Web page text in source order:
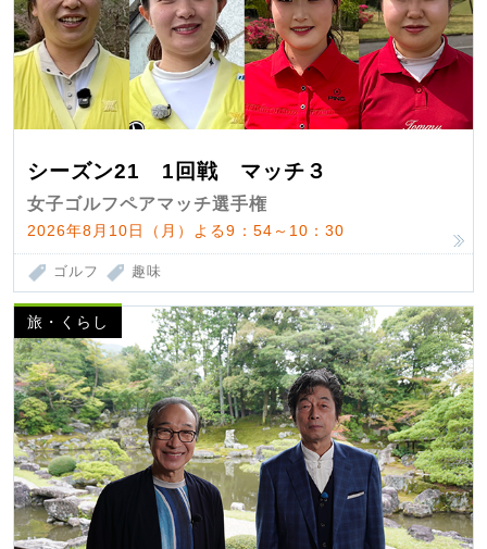
シーズン21 1回戦 マッチ３
女子ゴルフペアマッチ選手権
2026年8月10日（月）よる9：54～10：30
ゴルフ 趣味
旅・くらし